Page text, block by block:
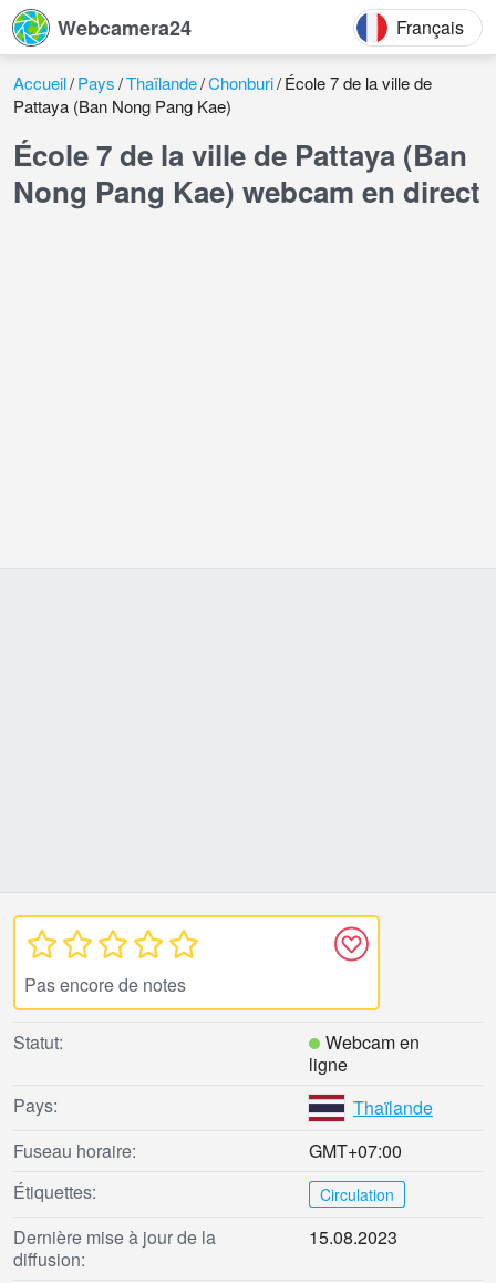
Webcamera24 Français
Accueil Pays Thaïlande Chonburi École 7 de la ville de
Pattaya (Ban Nong Pang Kae)
École 7 de la ville de Pattaya (Ban
Nong Pang Kae) webcam en direct
Pas encore de notes
Statut:
Webcam en
ligne
Pays:
Thaïlande
Fuseau horaire:
GMT+07:00
Étiquettes:
Circulation
Dernière mise à jour de la
diffusion:
15.08.2023